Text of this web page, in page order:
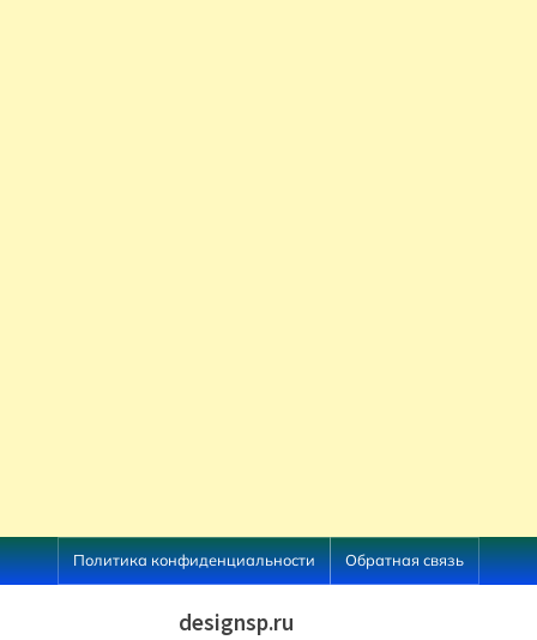
Skip
to
Политика конфиденциальности Обратная связь
designsp.ru